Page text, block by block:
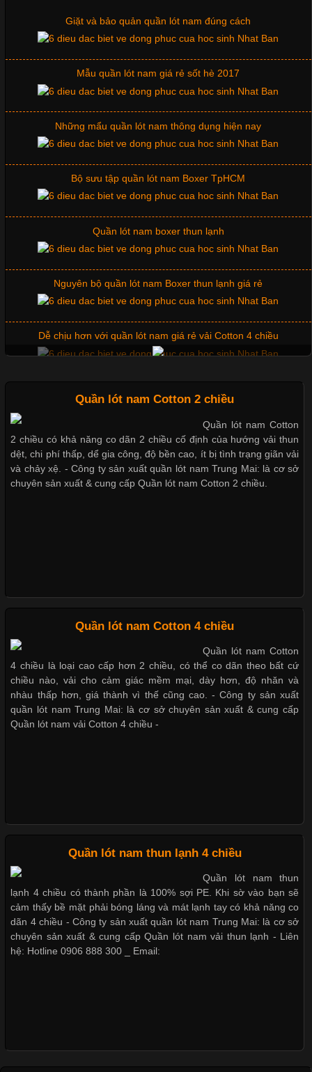
Những Mẫu Áo Thun Đồng Phục Công Ty Được Ưa
Chuộng Hiện Nay
Cập nhật 2026-06-01 14:23:34
chuyên nghiệp đóng vai trò quan trọng đối với sự phát triển của
doanh nghiệp. Một trong những giải pháp hiệu quả được nhiều
đơn vị lựa chọn hiện nay là sử dụng áo thun đồng phục công ty.
Chất Liệu Lycra Có Gì Đặc Biệt Trong Ngành Thời Trang?
Cập nhật 2026-05-27 17:03:46
Vải Lycra Là Gì? Chất Liệu Co Giãn Được Ưa Chuộng Trong
Ngành May Mặc Trong ngành thời trang hiện đại, các loại vải có
khả năng co giãn tốt ngày càng được ưa chuộng nhằm mang lại
cảm giác thoải mái cho người mặc. Trong đó, vải Lycra là một
trong những chất liệu nổi bật nhờ độ đàn hồi cao,
Chất Liệu Bamboo Xu Hướng Mới Trong Ngành Thời Trang
Cập nhật 2026-05-21 14:59:25
Trong những năm gần đây, vải Bamboo đang trở thành một
Những Loại Vải Thun Thông Dụng Và Đặc Điểm Nổi Bật
Cập nhật 2026-05-20 14:58:56
Vải thun là một trong những chất liệu được sử dụng rộng rãi
nhất trong ngành thời trang nhờ đặc tính co giãn, mềm mại và
thoải mái khi mặc. Từ áo thun, đồ thể thao cho đến đồ lót nam,
vải thun luôn đóng vai trò quan trọng trong quá trình sản xuất.
Cập nhật 2026-05-09 15:58:23
Các Form Áo Thun Phổ Biến Hiện Nay Và Xu Hướng Trong
Ngành May Mặc Áo thun là một trong những trang phục quen
thuộc và được sử dụng phổ biến nhất hiện nay. Không chỉ đa
dạng về màu sắc hay chất liệu, áo thun còn có nhiều form dáng
khác nhau để phù hợp với từng phong cách thời trang và nhu
cầu
Giặt và bảo quản quần lót nam đúng cách
Mẫu quần lót nam giá rẻ sốt hè 2017
Những mẩu quần lót nam thông dụng hiện nay
Bộ sưu tập quần lót nam Boxer TpHCM
Quần lót nam boxer thun lạnh
Nguyên bộ quần lót nam Boxer thun lạnh giá rẻ
Dễ chịu hơn với quần lót nam giá rẻ vải Cotton 4 chiều
Mẫu quần short quần lót nam nữ hè thu 2017
Thị hiều quần lót nam bơi lội nam và nữ 2017
Xu hướng thời trang trẻ và quần lót nam giá sỉ
Những mẩu quần lót nam thông dụng hiện nay
Bộ sưu tập quần lót nam Boxer TpHCM
Dễ chịu hơn với quần lót nam giá rẻ vải Cotton 4 chiều
Quần lót nam Cotton 2 chiều
Quần lót nam Cotton
2 chiều có khả năng co dãn 2 chiều cố định của hướng vải thun
dệt, chi phí thấp, dể gia công, độ bền cao, ít bị tình trạng giãn vải
và chảy xệ. - Công ty sản xuất quần lót nam Trung Mai: là cơ sở
chuyên sản xuất & cung cấp Quần lót nam Cotton 2 chiều.
Quần lót nam Cotton 4 chiều
Quần lót nam Cotton
4 chiều là loại cao cấp hơn 2 chiều, có thể co dãn theo bất cứ
chiều nào, vải cho cảm giác mềm mại, dày hơn, độ nhăn và
nhàu thấp hơn, giá thành vì thế cũng cao. - Công ty sản xuất
quần lót nam Trung Mai: là cơ sở chuyên sản xuất & cung cấp
Quần lót nam vải Cotton 4 chiều -
Quần lót nam thun lạnh 4 chiều
Quần lót nam thun
lạnh 4 chiều có thành phần là 100% sợi PE. Khi sờ vào bạn sẽ
cảm thấy bề mặt phải bóng láng và mát lạnh tay có khả năng co
dãn 4 chiều - Công ty sản xuất quần lót nam Trung Mai: là cơ sở
chuyên sản xuất & cung cấp Quần lót nam vải thun lạnh - Liên
hệ: Hotline 0906 888 300 _ Email: